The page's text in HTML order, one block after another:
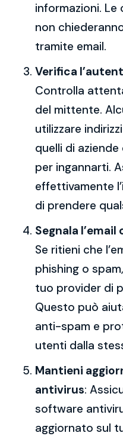
informazioni. Le
non
tramite email.
Verifica
Controlla
del mittente.
utilizzare
quelli di
per ingannarti.
effettivamente
di prendere
Segnala
Se ritieni che
phishing o
tuo provider di
Questo può
anti-spam e
utenti dalla
Mantieni
antivirus:
software
aggiornato sul